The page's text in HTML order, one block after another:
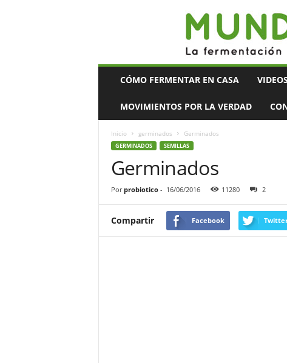
BacterianoCÓMO FERMENTAR EN CASA VIDEOS
MOVIMIENTOS POR LA VERDAD
Inicio germinados Germinados
GERMINADOS SEMILLAS
Germinados
Por probiotico- 16/06/2016 11280 2
Compartir Facebook